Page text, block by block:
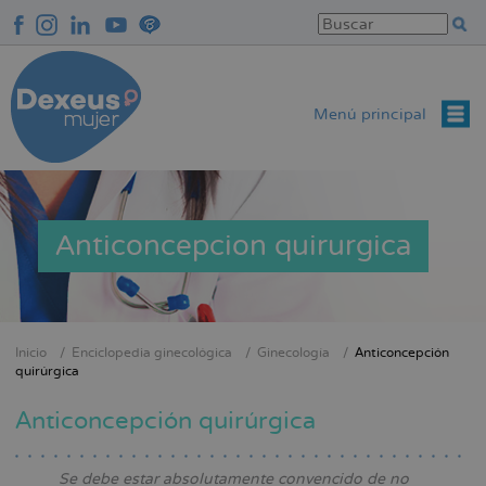
contenido
principal
Menú principal
Anticoncepcion quirurgica
Sobrescribir
de
ayuda
Inicio Enciclopedia ginecológica Ginecología
Anticoncepción
quirúrgica
Anticoncepción quirúrgica
Se debe estar absolutamente convencido de no